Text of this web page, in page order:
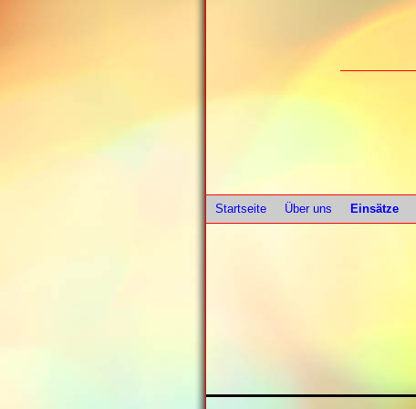
Startseite Über uns Einsätze